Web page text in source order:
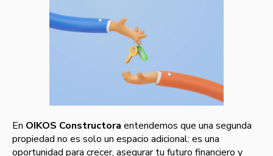
En OIKOS Constructora entendemos que una segunda
propiedad no es solo un espacio adicional: es una
oportunidad para crecer, asegurar tu futuro financiero y